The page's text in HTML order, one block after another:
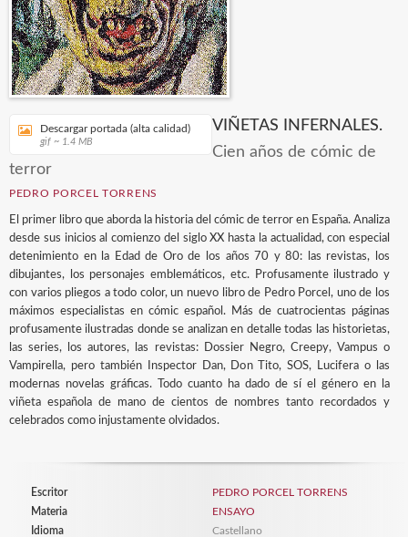
Descargar portada (alta calidad)
gif ~ 1.4 MB
VIÑETAS INFERNALES.
Cien años de cómic de
terror
PEDRO PORCEL TORRENS
El primer libro que aborda la historia del cómic de terror en España. Analiza
desde sus inicios al comienzo del siglo XX hasta la actualidad, con especial
detenimiento en la Edad de Oro de los años 70 y 80: las revistas, los
dibujantes, los personajes emblemáticos, etc. Profusamente ilustrado y
con varios pliegos a todo color, un nuevo libro de Pedro Porcel, uno de los
máximos especialistas en cómic español. Más de cuatrocientas páginas
profusamente ilustradas donde se analizan en detalle todas las historietas,
las series, los autores, las revistas: Dossier Negro, Creepy, Vampus o
Vampirella, pero también Inspector Dan, Don Tito, SOS, Lucifera o las
modernas novelas gráficas. Todo cuanto ha dado de sí el género en la
viñeta española de mano de cientos de nombres tanto recordados y
celebrados como injustamente olvidados.
Escritor
PEDRO PORCEL TORRENS
Materia
ENSAYO
Idioma
Castellano